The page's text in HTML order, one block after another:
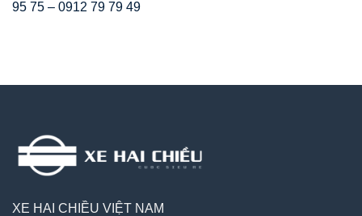
95 75 – 0912 79 79 49
XE HAI CHIỀU VIỆT NAM